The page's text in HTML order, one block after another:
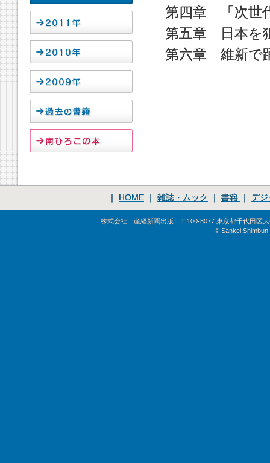
第四章 「次世
第五章 日本を
第六章 維新で
｜ HOME ｜ 雑誌・ムック ｜ 書籍 ｜ デ
株式会社 産経新聞出版 〒100-8077 東京都千代田区
© Sankei Shimbun